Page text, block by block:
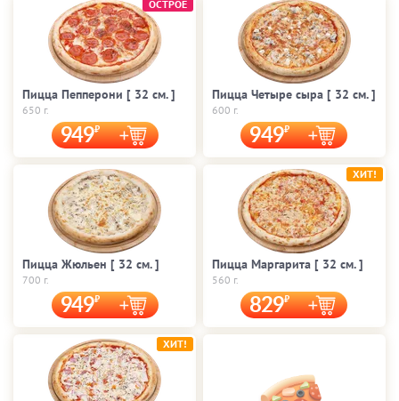
Пицца Пепперони [ 32 cм. ]
650 г.
949
ОСТРОЕ
Пицца Четыре сыра [ 32 cм. ]
600 г.
949
Пицца Жюльен [ 32 cм. ]
700 г.
949
Пицца Маргарита [ 32 cм. ]
560 г.
829
ХИТ!
ХИТ!